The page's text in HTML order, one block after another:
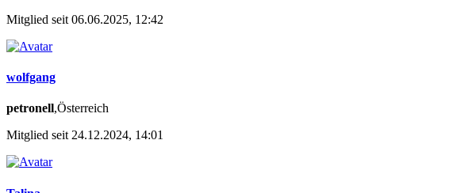
Mitglied seit 06.06.2025, 12:42
wolfgang
petronell,Österreich
Mitglied seit 24.12.2024, 14:01